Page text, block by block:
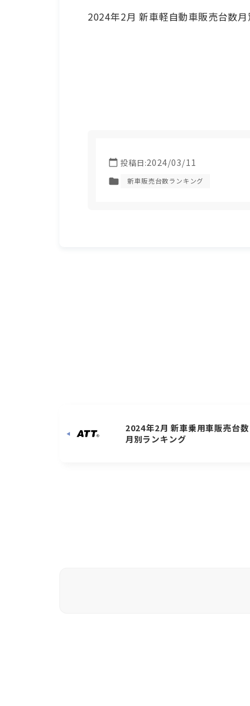
2024年2月 新車軽自動車販売台数月
投稿日:2024/03/11
新車販売台数ランキング
2024年2月 新車乗用車販売台数
月別ランキング